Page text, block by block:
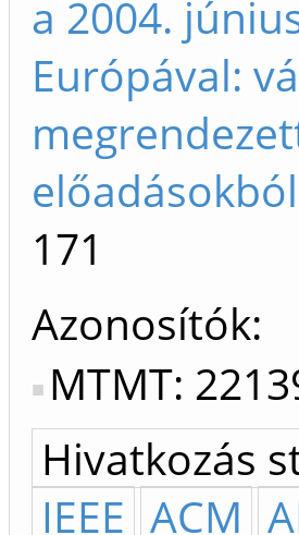
a 2004.
Európával:
171
Azonosítók
MTMT:
Hivatkozás
IEEE ACM